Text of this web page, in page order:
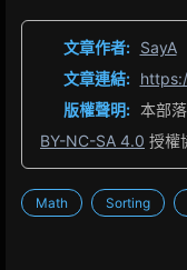
文章作者: SayA
文章連結:
版權聲明: 本部
BY-NC-SA 4.0 授權
Math Sorting